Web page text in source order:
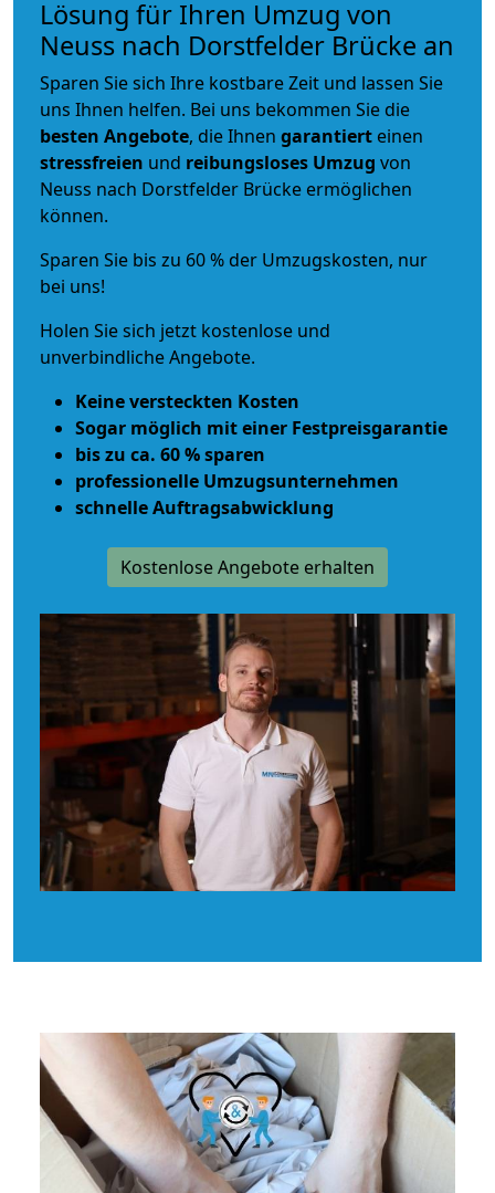
Lösung für Ihren Umzug von
Neuss nach Dorstfelder Brücke an
Sparen Sie sich Ihre kostbare Zeit und lassen Sie
uns Ihnen helfen. Bei uns bekommen Sie die
besten Angebote, die Ihnen garantiert einen
stressfreien und reibungsloses Umzug von
Neuss nach Dorstfelder Brücke ermöglichen
können.
Sparen Sie bis zu 60 % der Umzugskosten, nur
bei uns!
Holen Sie sich jetzt kostenlose und
unverbindliche Angebote.
Keine versteckten Kosten
Sogar möglich mit einer Festpreisgarantie
bis zu ca. 60 % sparen
professionelle Umzugsunternehmen
schnelle Auftragsabwicklung
Kostenlose Angebote erhalten